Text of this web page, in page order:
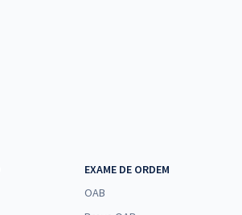
EXAME DE ORDEM
OAB